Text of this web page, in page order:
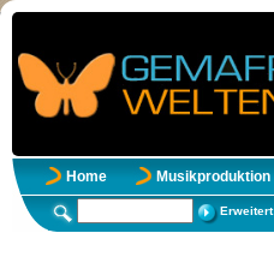
Home Musikproduktion
Erweitert